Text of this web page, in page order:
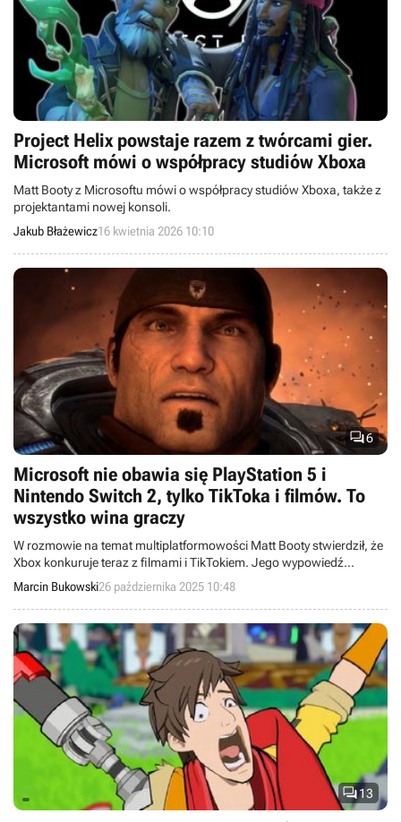
Project Helix powstaje razem z twórcami gier.
Microsoft mówi o współpracy studiów Xboxa
Matt Booty z Microsoftu mówi o współpracy studiów Xboxa, także z
projektantami nowej konsoli.
Jakub Błażewicz16 kwietnia 2026 10:10
6
Microsoft nie obawia się PlayStation 5 i
Nintendo Switch 2, tylko TikToka i filmów. To
wszystko wina graczy
W rozmowie na temat multiplatformowości Matt Booty stwierdził, że
Xbox konkuruje teraz z filmami i TikTokiem. Jego wypowiedź
wywołała głośne reakcje w mediach społecznościowych.
Marcin Bukowski26 października 2025 10:48
13